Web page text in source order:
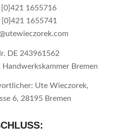
[0]421 1655716
[0]421 1655741
DE 243961562
Bremen
Ute Wieczorek,
6, 28195 Bremen